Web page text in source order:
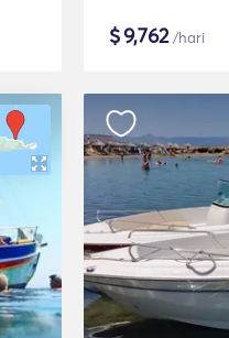
$9,762/hari